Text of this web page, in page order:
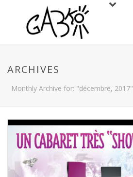
ARCHIVES
Monthly Archive for: "décembre, 2017"